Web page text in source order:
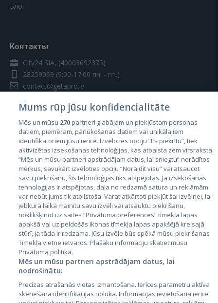
Блог
Контакты
City24 SIA, (40003692375)
28259069 (9:00-17:00 пн. - пт.)
contact@getapro.lv
Страны
Эстония
Латвия
Литва
City24.lv
City24.ee
CVbankas.lt
Kainos.lt
Mums rūp jūsu konfidencialitāte
Mēs un mūsu 270partneri glabājam un piekļūstam personas
datiem, piemēram, pārlūkošanas datiem vai unikālajiem
identifikatoriem jūsu ierīcē. Izvēloties opciju “Es piekrītu”, tiek
aktivizētas izsekošanas tehnoloģijas, kas atbalsta zem virsraksta
“Mēs un mūsu partneri apstrādājam datus, lai sniegtu” norādītos
mērķus, savukārt izvēloties opciju “Noraidīt visu” vai atsaucot
savu piekrišanu, šīs tehnoloģijas tiks atspējotas. Ja izsekošanas
tehnoloģijas ir atspējotas, daļa no redzamā satura un reklāmām
var nebūt jums tik atbilstoša. Varat atkārtoti piekļūt šai izvēlnei, lai
jebkurā laikā mainītu savu izvēli vai atsauktu piekrišanu,
noklikšķinot uz saites “Privātuma preferences” tīmekļa lapas
apakšā vai uz peldošās ikonas tīmekļa lapas apakšējā kreisajā
stūrī, ja tāda ir redzama. Jūsu izvēle būs spēkā mūsu piekrišanas
Tīmekļa vietne ietvaros. Plašāku informāciju skatiet mūsu
Privātuma politikā.
Mēs un mūsu partneri apstrādājam datus, lai
nodrošinātu:
Precīzas atrašanās vietas izmantošana. Ierīces parametru aktīva
skenēšana identifikācijas nolūkā. Informācijas ievietošana ierīcē